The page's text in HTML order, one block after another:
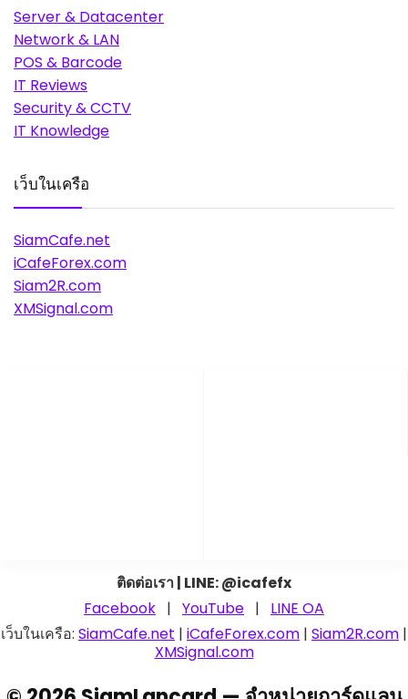
Server & Datacenter
Network & LAN
POS & Barcode
IT Reviews
Security & CCTV
IT Knowledge
เว็บในเครือ
SiamCafe.net
iCafeForex.com
Siam2R.com
XMSignal.com
ติดต่อเรา | LINE: @icafefx
Facebook | YouTube |
LINE OA
เว็บในเครือ: SiamCafe.net | iCafeForex.com | Siam2R.com |
XMSignal.com